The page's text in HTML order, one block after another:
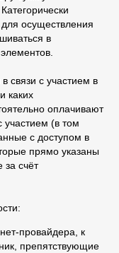
осуществления
в
связи с участием в
каких
оплачивают
участием (в том
с доступом в
прямо указаны
за счёт
провайдера, к
препятствующие